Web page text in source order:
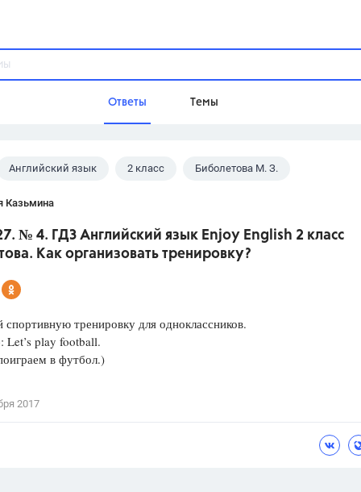
Ответы Темы
Домашнее задание
Школа
Красота,
Английский язык 2 класс Биболетова М. З.
Казьмина
№ 4. ГДЗ Английский язык Enjoy English 2 класс
Как организовать тренировку?
спортивную тренировку для одноклассников.
Let’s play football.
в футбол.)
2017